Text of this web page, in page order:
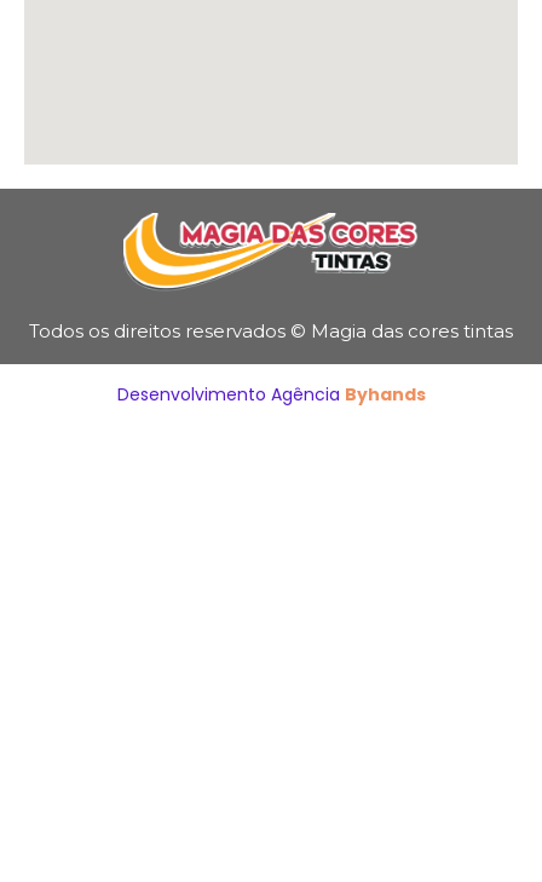
Todos os direitos reservados © Magia das cores tintas
Desenvolvimento Agência Byhands